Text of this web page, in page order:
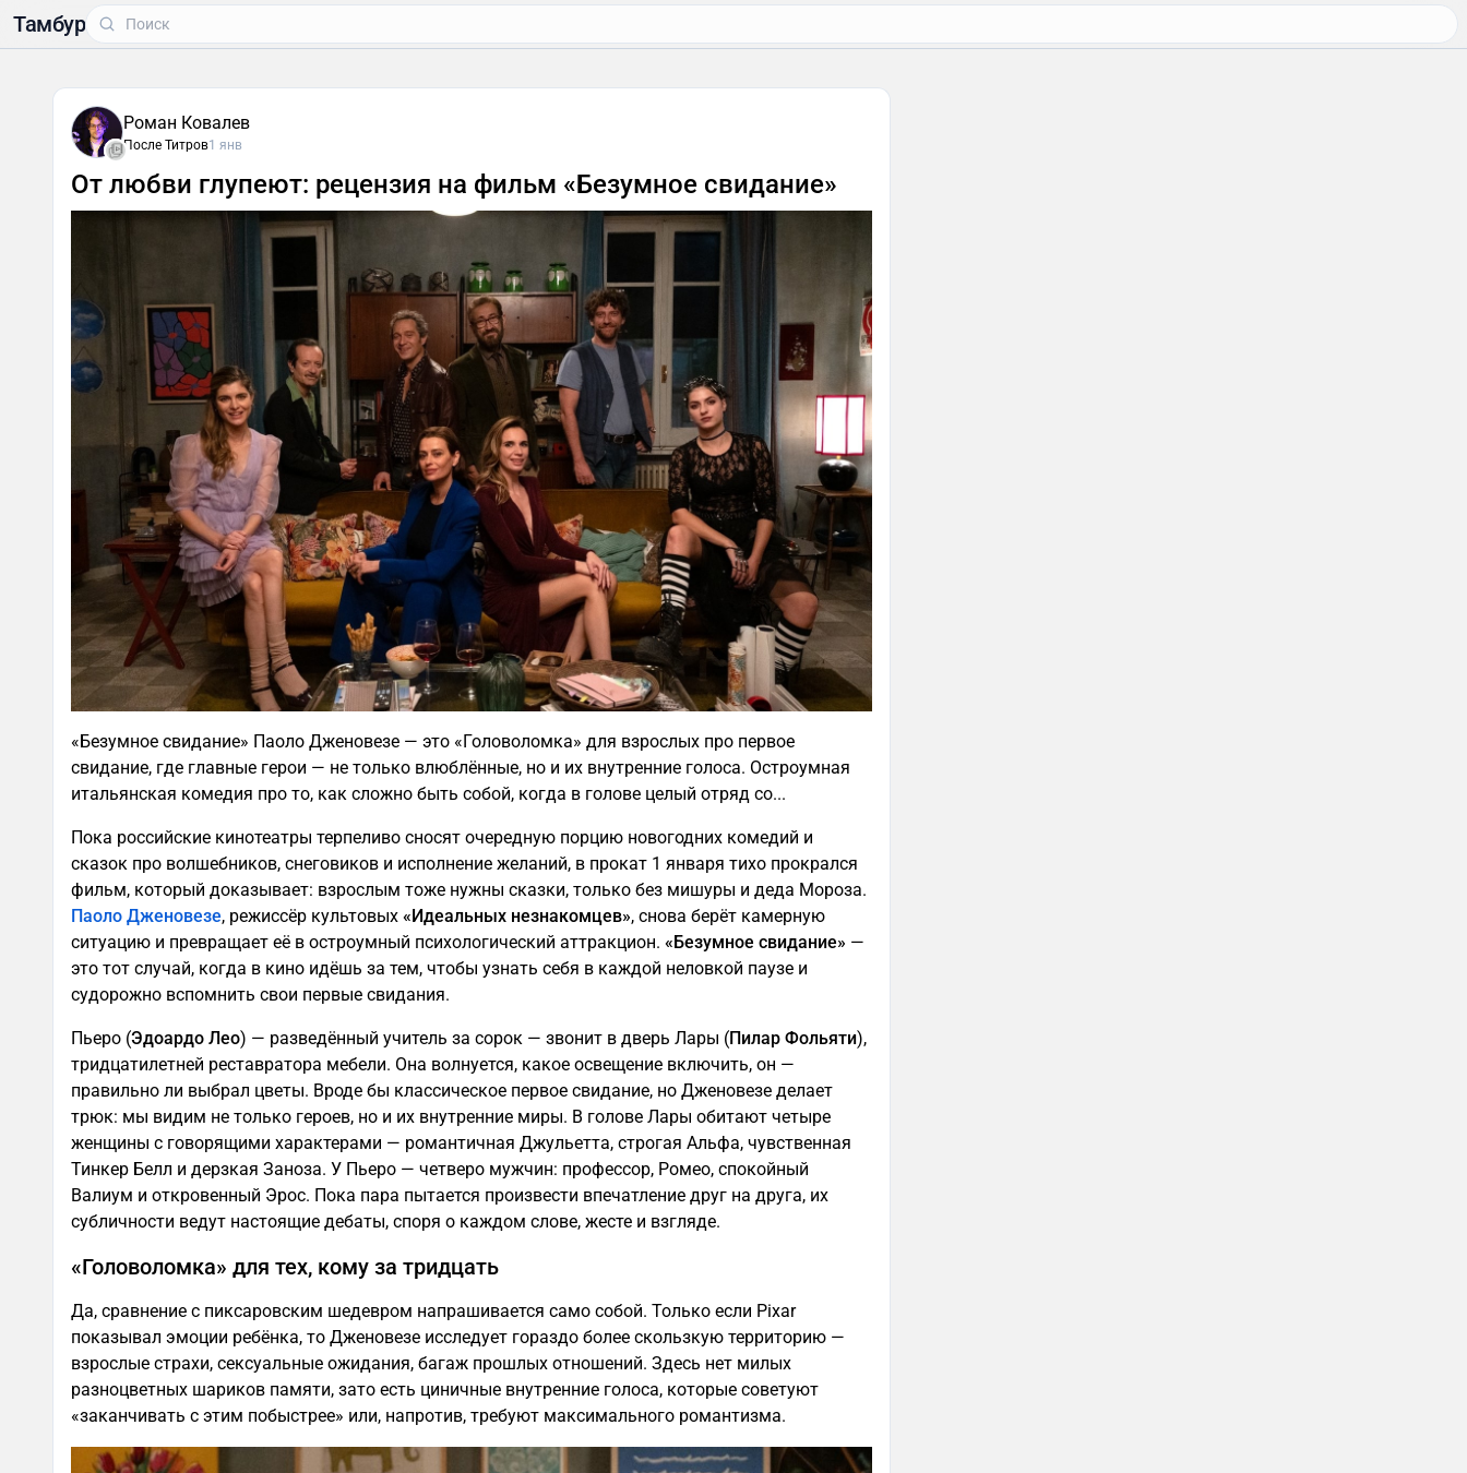
Тамбур
Роман Ковалев
После Титров1 янв
От любви глупеют: рецензия на фильм «Безумное свидание»
«Безумное свидание» Паоло Дженовезе — это «Головоломка» для взрослых про первое
свидание, где главные герои — не только влюблённые, но и их внутренние голоса. Остроумная
итальянская комедия про то, как сложно быть собой, когда в голове целый отряд со...
Пока российские кинотеатры терпеливо сносят очередную порцию новогодних комедий и
сказок про волшебников, снеговиков и исполнение желаний, в прокат 1 января тихо прокрался
фильм, который доказывает: взрослым тоже нужны сказки, только без мишуры и деда Мороза.
Паоло Дженовезе, режиссёр культовых «Идеальных незнакомцев», снова берёт камерную
ситуацию и превращает её в остроумный психологический аттракцион. «Безумное свидание» —
это тот случай, когда в кино идёшь за тем, чтобы узнать себя в каждой неловкой паузе и
судорожно вспомнить свои первые свидания.
Пьеро (Эдоардо Лео) — разведённый учитель за сорок — звонит в дверь Лары (Пилар Фольяти),
тридцатилетней реставратора мебели. Она волнуется, какое освещение включить, он —
правильно ли выбрал цветы. Вроде бы классическое первое свидание, но Дженовезе делает
трюк: мы видим не только героев, но и их внутренние миры. В голове Лары обитают четыре
женщины с говорящими характерами — романтичная Джульетта, строгая Альфа, чувственная
Тинкер Белл и дерзкая Заноза. У Пьеро — четверо мужчин: профессор, Ромео, спокойный
Валиум и откровенный Эрос. Пока пара пытается произвести впечатление друг на друга, их
субличности ведут настоящие дебаты, споря о каждом слове, жесте и взгляде.
«Головоломка» для тех, кому за тридцать
Да, сравнение с пиксаровским шедевром напрашивается само собой. Только если Pixar
показывал эмоции ребёнка, то Дженовезе исследует гораздо более скользкую территорию —
взрослые страхи, сексуальные ожидания, багаж прошлых отношений. Здесь нет милых
разноцветных шариков памяти, зато есть циничные внутренние голоса, которые советуют
«заканчивать с этим побыстрее» или, напротив, требуют максимального романтизма.